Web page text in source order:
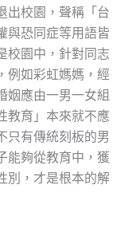
出校園，聲稱「台
與恐同症等用語皆
校園中，針對同志
例如彩虹媽媽，經
姻應由一男一女組
教育」本來就不應
只有傳統刻板的男
能夠從教育中，獲
別，才是根本的解